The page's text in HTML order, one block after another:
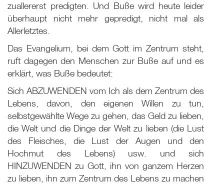
zuallererst predigten. Und Buße wird heute leider
überhaupt nicht mehr gepredigt, nicht mal als
Allerletztes.
Das Evangelium, bei dem Gott im Zentrum steht,
ruft dagegen den Menschen zur Buße auf und es
erklärt, was Buße bedeutet:
Sich ABZUWENDEN vom Ich als dem Zentrum des
Lebens, davon, den eigenen Willen zu tun,
selbstgewählte Wege zu gehen, das Geld zu lieben,
die Welt und die Dinge der Welt zu lieben (die Lust
des Fleisches, die Lust der Augen und den
Hochmut des Lebens) usw. und sich
HINZUWENDEN zu Gott, ihn von ganzem Herzen
zu lieben, ihn zum Zentrum des Lebens zu machen